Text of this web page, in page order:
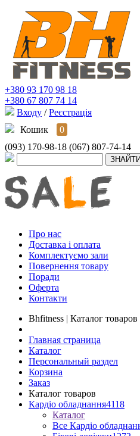
+380 93 170 98 18
+380 67 807 74 14
Входу / Реєстрація
Кошик
0
(093) 170-98-18 (067) 807-74-14
Про нас
Доставка і оплата
Комплектуємо зали
Повернення товару
Поради
Оферта
Контакти
Bhfitness | Каталог товаров
Главная страница
Каталог
Персональный раздел
Корзина
Заказ
Каталог товаров
Кардіо обладнання4118
Каталог
Все Кардіо